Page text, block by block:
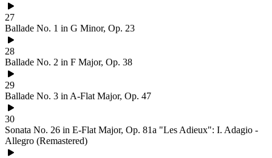
27
Ballade No. 1 in G Minor, Op. 23
28
Ballade No. 2 in F Major, Op. 38
29
Ballade No. 3 in A-Flat Major, Op. 47
30
Sonata No. 26 in E-Flat Major, Op. 81a "Les Adieux": I. Adagio -
Allegro (Remastered)